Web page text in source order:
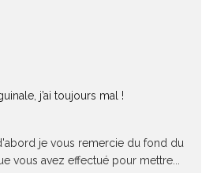
j’ai toujours mal !
je vous remercie du fond du
vous avez effectué pour mettre...